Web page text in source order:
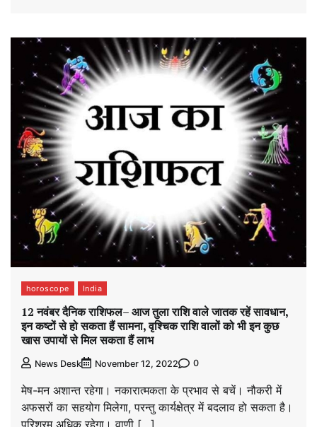
horoscope India
12 नवंबर दैनिक राशिफल– आज तुला राशि वाले जातक रहें सावधान,
इन कष्टों से हो सकता हैं सामना, वृश्चिक राशि वालों को भी इन कुछ
खास उपायों से मिल सकता हैं लाभ
News Desk November 12, 2022 0
मेष-मन अशान्त रहेगा। नकारात्मकता के प्रभाव से बचें। नौकरी में
अफसरों का सहयोग मिलेगा, परन्तु कार्यक्षेत्र में बदलाव हो सकता है।
परिश्रम अधिक रहेगा। वाणी […]